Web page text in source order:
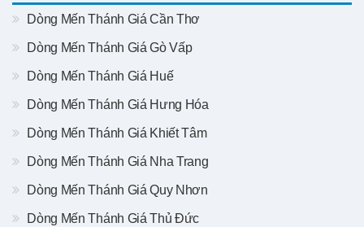
Dòng Mến Thánh Giá Cần Thơ
Dòng Mến Thánh Giá Gò Vấp
Dòng Mến Thánh Giá Huế
Dòng Mến Thánh Giá Hưng Hóa
Dòng Mến Thánh Giá Khiết Tâm
Dòng Mến Thánh Giá Nha Trang
Dòng Mến Thánh Giá Quy Nhơn
Dòng Mến Thánh Giá Thủ Đức